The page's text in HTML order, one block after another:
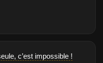
c’est impossible !